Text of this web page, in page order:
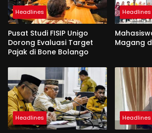
Headlines
Pusat Studi FISIP Unigo
Dorong Evaluasi Target
Pajak di Bone Bolango
Headlines
Magang
Headlines Headlines